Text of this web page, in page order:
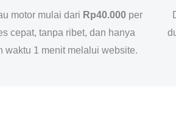
motor mulai dari Rp40.000 per
cepat, tanpa ribet, dan hanya
waktu 1 menit melalui website.